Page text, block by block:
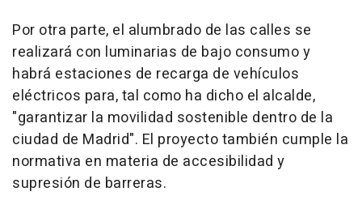
Por otra parte, el alumbrado de las calles se
realizará con luminarias de bajo consumo y
habrá estaciones de recarga de vehículos
eléctricos para, tal como ha dicho el alcalde,
"garantizar la movilidad sostenible dentro de la
ciudad de Madrid". El proyecto también cumple la
normativa en materia de accesibilidad y
supresión de barreras.